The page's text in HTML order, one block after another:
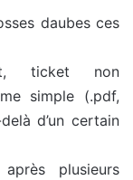
daubes ces
ticket non
simple (.pdf,
d’un certain
plusieurs